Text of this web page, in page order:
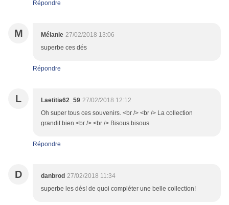
Répondre
M Mélanie 27/02/2018 13:06
superbe ces dés
Répondre
L Laetitia62_59 27/02/2018 12:12
Oh super tous ces souvenirs. <br /> <br /> La collection
grandit bien.<br /> <br /> Bisous bisous
Répondre
D danbrod 27/02/2018 11:34
superbe les dés! de quoi compléter une belle collection!